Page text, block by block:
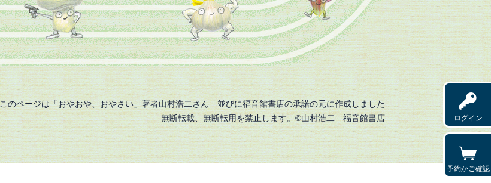
ログイン
予約かご確認
このページは「おやおや、おやさい」著者山村浩二さん 並びに福音館書店の承諾の元に作成しました
無断転載、無断転用を禁止します。©山村浩二 福音館書店